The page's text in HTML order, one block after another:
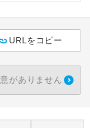
URLをコピー
がありません
齢に制限があるコース
定なので、ご出発の計
を指定したコースで